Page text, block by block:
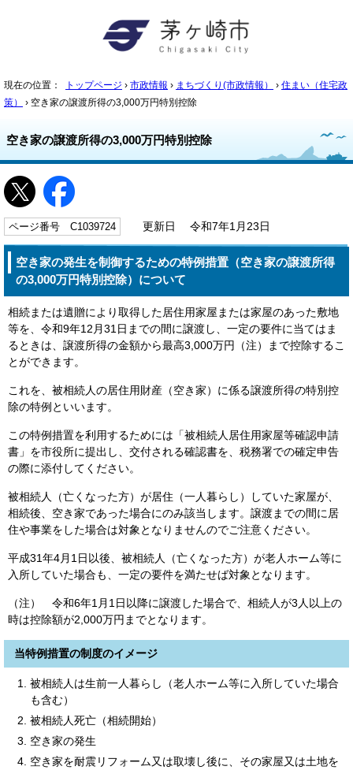
現在の位置： トップページ › 市政情報 › まちづくり(市政情報） › 住まい（住宅政
策）
› 空き家の譲渡所得の3,000万円特別控除
空き家の譲渡所得の3,000万円特別控除
ページ番号 C1039724 更新日 令和7年1月23日
空き家の発生を制御するための特例措置（空き家の譲渡所得
の3,000万円特別控除）について
相続または遺贈により取得した居住用家屋または家屋のあった敷地
等を、令和9年12月31日までの間に譲渡し、一定の要件に当てはま
るときは、譲渡所得の金額から最高3,000万円（注）まで控除するこ
とができます。
これを、被相続人の居住用財産（空き家）に係る譲渡所得の特別控
除の特例といいます。
この特例措置を利用するためには「被相続人居住用家屋等確認申請
書」を市役所に提出し、交付される確認書を、税務署での確定申告
の際に添付してください。
被相続人（亡くなった方）が居住（一人暮らし）していた家屋が、
相続後、空き家であった場合にのみ該当します。譲渡までの間に居
住や事業をした場合は対象となりませんのでご注意ください。
平成31年4月1日以後、被相続人（亡くなった方）が老人ホーム等に
入所していた場合も、一定の要件を満たせば対象となります。
（注） 令和6年1月1日以降に譲渡した場合で、相続人が3人以上の
時は控除額が2,000万円までとなります。
当特例措置の制度のイメージ
被相続人は生前一人暮らし（老人ホーム等に入所していた場合
も含む）
被相続人死亡（相続開始）
空き家の発生
空き家を耐震リフォーム又は取壊し後に、その家屋又は土地を